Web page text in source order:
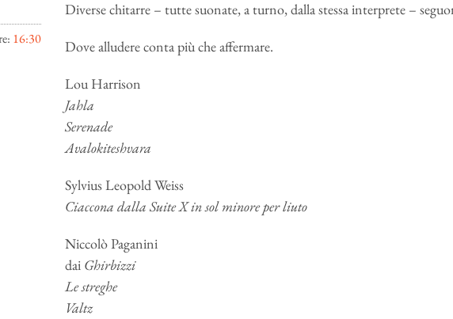
16:30
Diverse chitarre – tutte suonate, a turno, dalla stessa interprete –
Dove alludere conta più che affermare.
Lou Harrison
Jahla
Serenade
Avalokiteshvara
Sylvius Leopold Weiss
Ciaccona dalla Suite X in sol minore per liuto
Niccolò Paganini
dai Ghirbizzi
Le streghe
Valtz